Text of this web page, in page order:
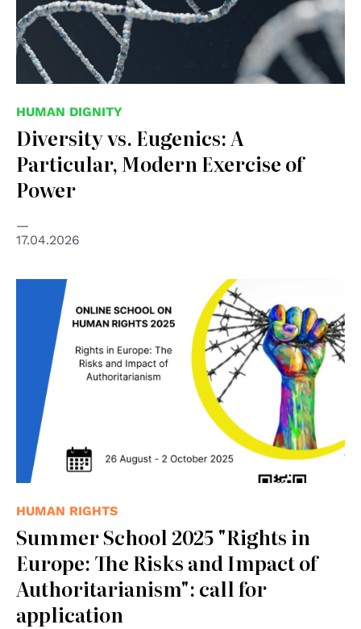
HUMAN DIGNITY
Diversity vs. Eugenics: A
Particular, Modern Exercise of
Power
17.04.2026
HUMAN RIGHTS
Summer School 2025 "Rights in
Europe: The Risks and Impact of
Authoritarianism": call for
application